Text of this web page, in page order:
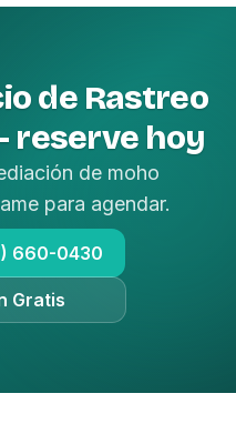
de Rastreo
reserve hoy
de moho
para agendar.
660-0430
Gratis